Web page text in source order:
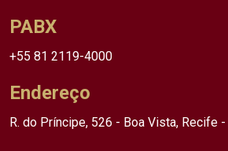
PABX
+55 81 2119-4000
Endereço
R. do Príncipe, 526 - Boa Vista, Recife